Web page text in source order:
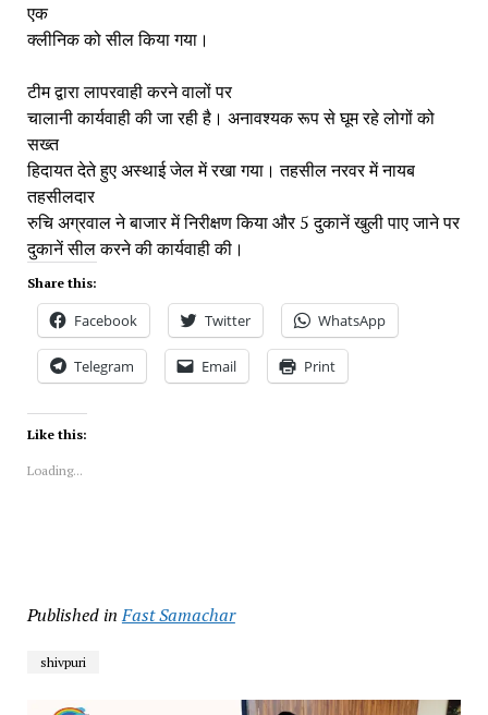
एक
क्लीनिक को सील किया गया।
टीम द्वारा लापरवाही करने वालों पर
चालानी कार्यवाही की जा रही है। अनावश्यक रूप से घूम रहे लोगों को
सख्त
हिदायत देते हुए अस्थाई जेल में रखा गया। तहसील नरवर में नायब
तहसीलदार
रुचि अग्रवाल ने बाजार में निरीक्षण किया और 5 दुकानें खुली पाए जाने पर
दुकानें सील करने की कार्यवाही की।
Share this:
Facebook Twitter WhatsApp
Telegram Email Print
Like this:
Loading...
Published in Fast Samachar
shivpuri